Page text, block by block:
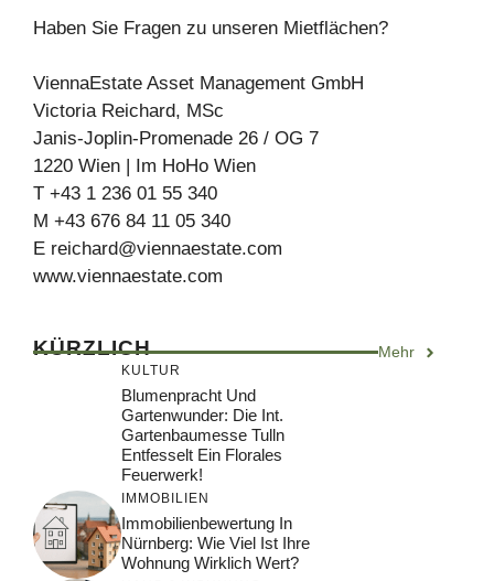
Haben Sie Fragen zu unseren Mietflächen?
ViennaEstate Asset Management GmbH
Victoria Reichard, MSc
Janis-Joplin-Promenade 26 / OG 7
1220 Wien | Im HoHo Wien
T +43 1 236 01 55 340
M +43 676 84 11 05 340
E reichard@viennaestate.com
www.viennaestate.com
KÜRZLICH Mehr
KULTUR
Blumenpracht Und
Gartenwunder: Die Int.
Gartenbaumesse Tulln
Entfesselt Ein Florales
Feuerwerk!
IMMOBILIEN
Immobilienbewertung In
Nürnberg: Wie Viel Ist Ihre
Wohnung Wirklich Wert?